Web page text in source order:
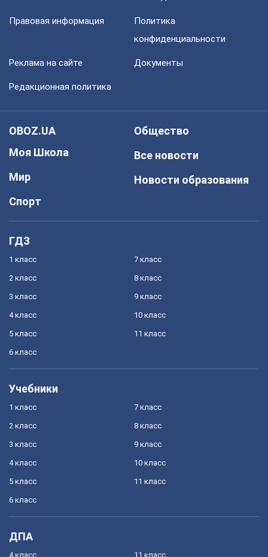
Правовая информация
Политика
конфиденциальности
Реклама на сайте Документы
Редакционная политика
OBOZ.UA
Моя Школа
Мир
Спорт
Общество
Все новости
Новости образования
ГДЗ
1 класс
2 класс
3 класс
4 класс
5 класс
6 класс
7 класс
8 класс
9 класс
10 класс
11 класс
Учебники
1 класс
2 класс
3 класс
4 класс
5 класс
6 класс
7 класс
8 класс
9 класс
10 класс
11 класс
ДПА
4 класс 11 класс